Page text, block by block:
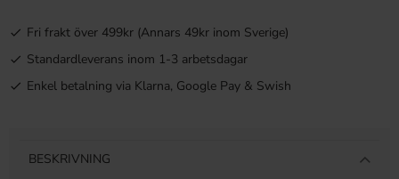
Fri frakt över 499kr (Annars 49kr inom Sverige)
Standardleverans inom 1-3 arbetsdagar
Enkel betalning via Klarna, Google Pay & Swish
BESKRIVNING